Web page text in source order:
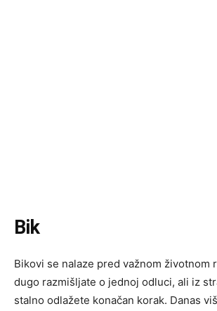
Bik
Bikovi se nalaze pred važnom životnom
dugo razmišljate o jednoj odluci, ali iz
stalno odlažete konačan korak. Danas